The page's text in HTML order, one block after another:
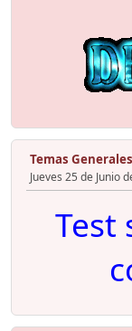
Temas Generales
Jueves 25 de Junio
Test